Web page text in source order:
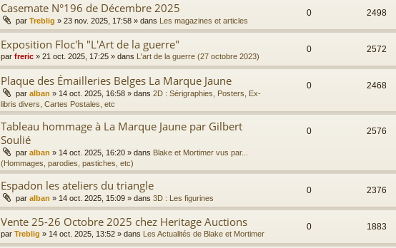
Casemate N°196 de Décembre 2025
par Treblig » 23 nov. 2025, 17:58 » dans Les magazines et articles
0 2498
Exposition Floc'h "L'Art de la guerre"
par freric » 21 oct. 2025, 17:25 » dans L'art de la guerre (27 octobre 2023)
0 2572
Plaque des Émailleries Belges La Marque Jaune
par alban » 14 oct. 2025, 16:58 » dans 2D : Sérigraphies, Posters, Ex-
libris divers, Cartes Postales, etc
0 2468
Tableau hommage à La Marque Jaune par Gilbert
Soulié
par alban » 14 oct. 2025, 16:20 » dans Blake et Mortimer vus par...
(Hommages, parodies, pastiches, etc)
0 2576
Espadon les ateliers du triangle
par alban » 14 oct. 2025, 15:09 » dans 3D : Les figurines
0 2376
Vente 25-26 Octobre 2025 chez Heritage Auctions
par Treblig » 14 oct. 2025, 13:52 » dans Les Actualités de Blake et Mortimer
0 1883